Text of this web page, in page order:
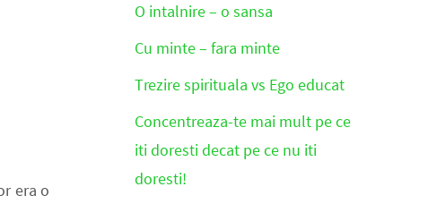
era o
O intalnire – o sansa
Cu minte – fara minte
Trezire spirituala vs Ego educat
Concentreaza-te mai mult pe ce
iti doresti decat pe ce nu iti
doresti!